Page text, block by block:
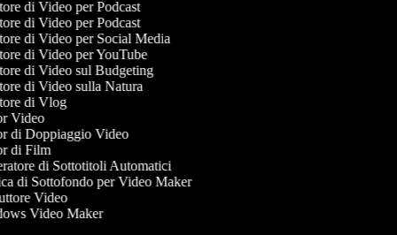
di Video per Podcast
di Video per Podcast
di Video per Social Media
di Video per YouTube
di Video sul Budgeting
di Video sulla Natura
di Vlog
Video
di Doppiaggio Video
di Film
di Sottotitoli Automatici
di Sottofondo per Video Maker
Video
Video Maker